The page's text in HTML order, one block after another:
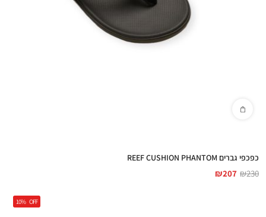
כפכפי גברים REEF CUSHION PHANTOM
₪230
₪207
10% OFF